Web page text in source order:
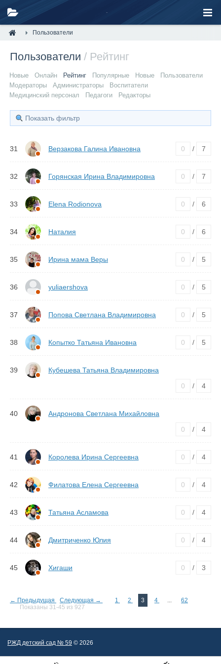
Пользователи
Пользователи / Рейтинг
Новые Онлайн Рейтинг Популярные Новые
Пользователи
Модераторы
Администраторы
Воспитатели
Медицинский персонал
Педагоги Редакторы
Показать фильтр
31 Верзакова Галина Ивановна 0 / 7
32 Горянская Ирина Владимировна 0 / 7
33 Elena Rodionova 0 / 6
34 Наталия 0 / 6
35 Ирина мама Веры 0 / 5
36 yuliaershova 0 / 5
37 Попова Светлана Владимировна 0 / 5
38 Копытко Татьяна Ивановна 0 / 5
39
Кубешева Татьяна Владимировна
0
/ 4
40
Андронова Светлана Михайловна
0
/ 4
41 Королева Ирина Сергеевна 0 / 4
42 Филатова Елена Сергеевна 0 / 4
43 Татьяна Асламова 0 / 4
44 Дмитриченко Юлия 0 / 4
45 Хигаши 0 / 3
← Предыдущая Следующая → 1 2 3 4 ...
62
Показаны 31-45 из 927
РЖД детский сад № 59 © 2026